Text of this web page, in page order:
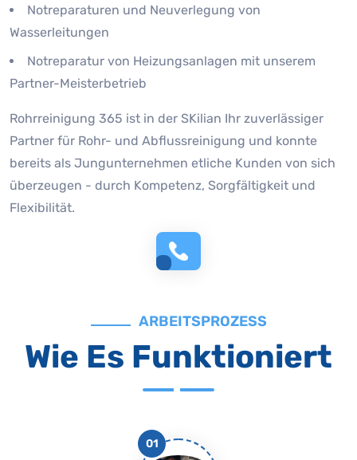
Notreparaturen und Neuverlegung von
Wasserleitungen
Notreparatur von Heizungsanlagen mit unserem
Partner-Meisterbetrieb
Rohrreinigung 365 ist in der SKilian Ihr zuverlässiger
Partner für Rohr- und Abflussreinigung und konnte
bereits als Jungunternehmen etliche Kunden von sich
überzeugen - durch Kompetenz, Sorgfältigkeit und
Flexibilität.
ARBEITSPROZESS
Wie Es Funktioniert
01